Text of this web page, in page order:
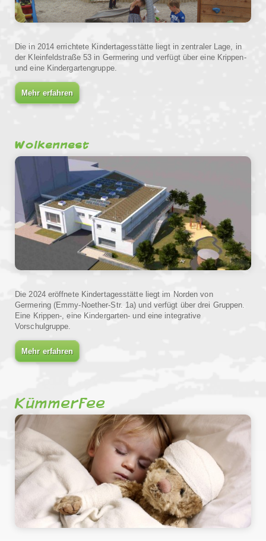
Die in 2014 errichtete Kindertagesstätte liegt in zentraler Lage, in
der Kleinfeldstraße 53 in Germering und verfügt über eine Krippen-
und eine Kindergartengruppe.
Mehr erfahren
Wolkennest
Die 2024 eröffnete Kindertagesstätte liegt im Norden von
Germering (Emmy-Noether-Str. 1a) und verfügt über drei Gruppen.
Eine Krippen-, eine Kindergarten- und eine integrative
Vorschulgruppe.
Mehr erfahren
Kümmerfee